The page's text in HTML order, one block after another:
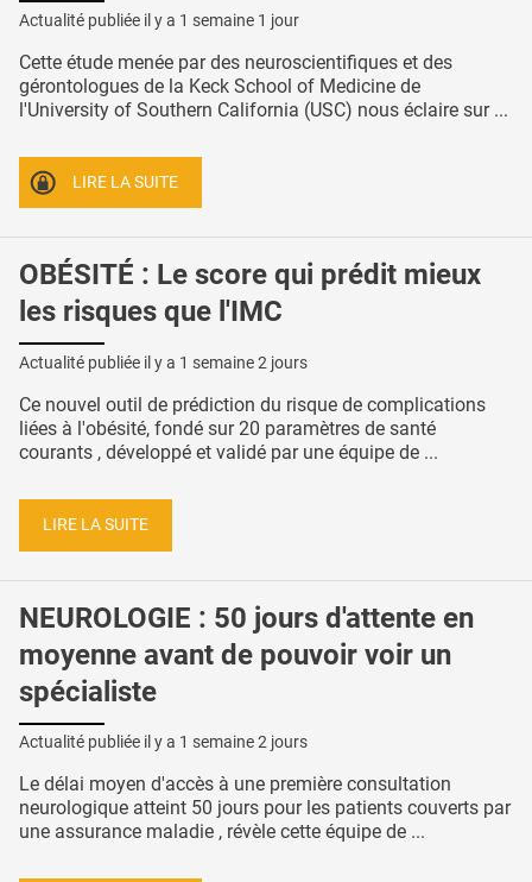
Actualité publiée il y a 1 semaine 1 jour
Cette étude menée par des neuroscientifiques et des
gérontologues de la Keck School of Medicine de
l'University of Southern California (USC) nous éclaire sur ...
LIRE LA SUITE
OBÉSITÉ : Le score qui prédit mieux
les risques que l'IMC
Actualité publiée il y a 1 semaine 2 jours
Ce nouvel outil de prédiction du risque de complications
liées à l'obésité, fondé sur 20 paramètres de santé
courants , développé et validé par une équipe de ...
LIRE LA SUITE
NEUROLOGIE : 50 jours d'attente en
moyenne avant de pouvoir voir un
spécialiste
Actualité publiée il y a 1 semaine 2 jours
Le délai moyen d'accès à une première consultation
neurologique atteint 50 jours pour les patients couverts par
une assurance maladie , révèle cette équipe de ...